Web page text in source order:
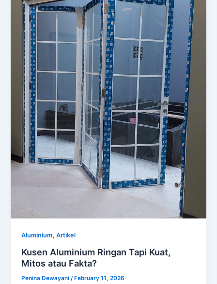
Aluminium,Artikel
Kusen Aluminium Ringan Tapi Kuat,
Mitos atau Fakta?
Penina Dewayani /February 11, 2026